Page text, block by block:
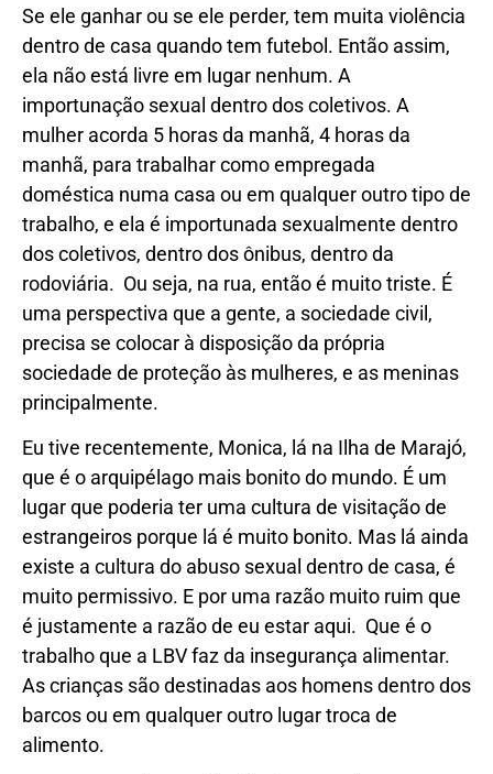
Se ele ganhar ou se ele perder, tem muita violência
dentro de casa quando tem futebol. Então assim,
ela não está livre em lugar nenhum. A
importunação sexual dentro dos coletivos. A
mulher acorda 5 horas da manhã, 4 horas da
manhã, para trabalhar como empregada
doméstica numa casa ou em qualquer outro tipo de
trabalho, e ela é importunada sexualmente dentro
dos coletivos, dentro dos ônibus, dentro da
rodoviária. Ou seja, na rua, então é muito triste. É
uma perspectiva que a gente, a sociedade civil,
precisa se colocar à disposição da própria
sociedade de proteção às mulheres, e as meninas
principalmente.
Eu tive recentemente, Monica, lá na Ilha de Marajó,
que é o arquipélago mais bonito do mundo. É um
lugar que poderia ter uma cultura de visitação de
estrangeiros porque lá é muito bonito. Mas lá ainda
existe a cultura do abuso sexual dentro de casa, é
muito permissivo. E por uma razão muito ruim que
é justamente a razão de eu estar aqui. Que é o
trabalho que a LBV faz da insegurança alimentar.
As crianças são destinadas aos homens dentro dos
barcos ou em qualquer outro lugar troca de
alimento.